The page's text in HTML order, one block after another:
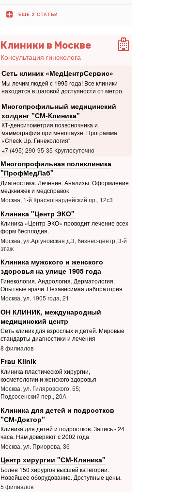
ЕЩЕ 2 СТАТЬИ
Клиники в Москве
Консультация гинеколога
Сеть клиник «МедЦентрСервис»
Мы лечим людей с 1995 года! Все клиники
находятся в шаговой доступности от метро.
Многопрофильный медицинский
холдинг "СМ-Клиника"
КТ-денситометрия позвоночника и
маммография при менопаузе. Программа
«Check Up. Гинекология"
+7 (495) 290-95-35 Круглосуточно
Многопрофильная поликлиника
"ПрофМедЛаб"
Диагностика. Лечение. Анализы. Оформление
медкнижек и медсправок
Москва, 1-й Красногвардейский пр., 12с3
Клиника "Центр ЭКО"
Клиника «Центр ЭКО» проводит лечение всех
форм бесплодия.
Москва, ул.Аргуновская д.3, бизнес-центр, 3-й
этаж
Клиника мужского и женского
здоровья на улице 1905 года
Гинекология. Андрология. Дерматология.
Опытные врачи. Независимая лаборатория
Москва, ул. 1905 года, 21
ОН КЛИНИК, международный
медицинский центр
Сеть клиник для взрослых и детей. Мировые
стандарты диагностики и лечения
8 филиалов
Frau Klinik
Клиника пластической хирургии,
косметологии и женского здоровья
Москва, ул. Гиляровского, 55;
Подсосенский пер., 20А
Клиника для детей и подростков
"СМ-Доктор"
Клиника для детей и подростков. Запись - 24
часа. Нам доверяют с 2002 года
Москва, ул. Приорова, 36
Центр хирургии "СМ-Клиника"
Более 150 хирургов высшей категории.
Новейшее оборудование. Доступные цены.
5 филиалов